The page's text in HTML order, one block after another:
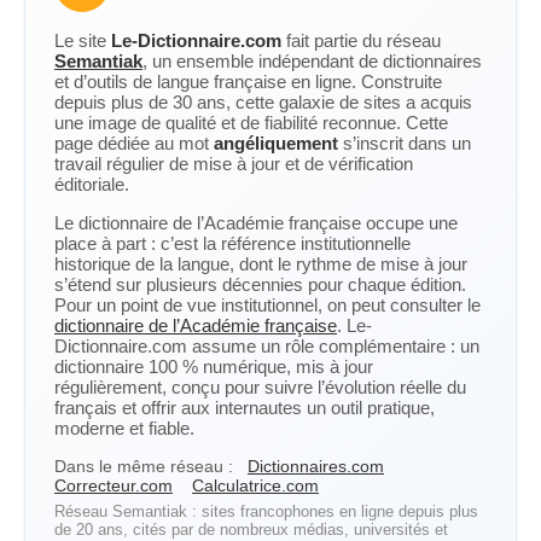
Le site Le-Dictionnaire.com fait partie du réseau
Semantiak, un ensemble indépendant de dictionnaires
et d’outils de langue française en ligne. Construite
depuis plus de 30 ans, cette galaxie de sites a acquis
une image de qualité et de fiabilité reconnue. Cette
page dédiée au mot angéliquement s’inscrit dans un
travail régulier de mise à jour et de vérification
éditoriale.
Le dictionnaire de l’Académie française occupe une
place à part : c’est la référence institutionnelle
historique de la langue, dont le rythme de mise à jour
s’étend sur plusieurs décennies pour chaque édition.
Pour un point de vue institutionnel, on peut consulter le
dictionnaire de l’Académie française. Le-
Dictionnaire.com assume un rôle complémentaire : un
dictionnaire 100 % numérique, mis à jour
régulièrement, conçu pour suivre l’évolution réelle du
français et offrir aux internautes un outil pratique,
moderne et fiable.
Dans le même réseau :
Dictionnaires.com
Correcteur.com
Calculatrice.com
Réseau Semantiak : sites francophones en ligne depuis plus
de 20 ans, cités par de nombreux médias, universités et